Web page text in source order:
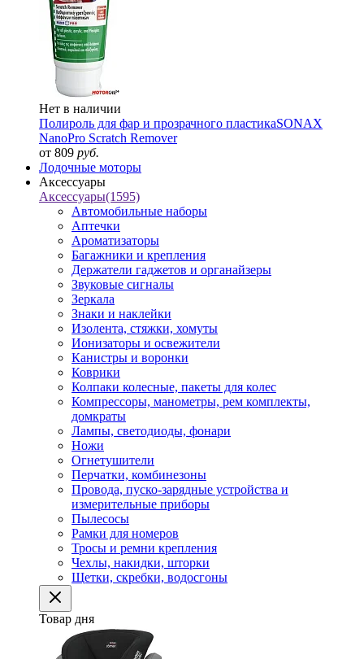
Нет в наличии
Полироль для фар и прозрачного пластикаSONAX
NanoPro Scratch Remover
от 809 руб.
Лодочные моторы
Аксессуары
Аксессуары(1595)
Автомобильные наборы
Аптечки
Ароматизаторы
Багажники и крепления
Держатели гаджетов и органайзеры
Звуковые сигналы
Зеркала
Знаки и наклейки
Изолента, стяжки, хомуты
Ионизаторы и освежители
Канистры и воронки
Коврики
Колпаки колесные, пакеты для колес
Компрессоры, манометры, рем комплекты,
домкраты
Лампы, светодиоды, фонари
Ножи
Огнетушители
Перчатки, комбинезоны
Провода, пуско-зарядные устройства и
измерительные приборы
Пылесосы
Рамки для номеров
Тросы и ремни крепления
Чехлы, накидки, шторки
Щетки, скребки, водосгоны
Товар дня